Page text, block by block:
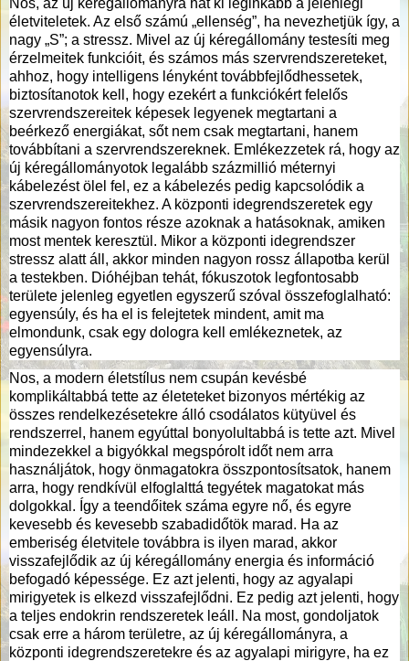
életviteletek. Az első számú „ellenség”, ha nevezhetjük így, a
nagy „S”; a stressz. Mivel az új kéregállomány testesíti meg
érzelmeitek funkcióit, és számos más szervrendszereteket,
ahhoz, hogy intelligens lényként továbbfejlődhessetek,
biztosítanotok kell, hogy ezekért a funkciókért felelős
szervrendszereitek képesek legyenek megtartani a
beérkező energiákat, sőt nem csak megtartani, hanem
továbbítani a szervrendszereknek. Emlékezzetek rá, hogy az
új kéregállományotok legalább százmillió méternyi
kábelezést ölel fel, ez a kábelezés pedig kapcsolódik a
szervrendszereitekhez. A központi idegrendszeretek egy
másik nagyon fontos része azoknak a hatásoknak, amiken
most mentek keresztül. Mikor a központi idegrendszer
stressz alatt áll, akkor minden nagyon rossz állapotba kerül
a testekben. Dióhéjban tehát, fókuszotok legfontosabb
területe jelenleg egyetlen egyszerű szóval összefoglalható:
egyensúly, és ha el is felejtetek mindent, amit ma
elmondunk, csak egy dologra kell emlékeznetek, az
egyensúlyra.
Nos, a modern életstílus nem csupán kevésbé
komplikáltabbá tette az életeteket bizonyos mértékig az
összes rendelkezésetekre álló csodálatos kütyüvel és
rendszerrel, hanem egyúttal bonyolultabbá is tette azt. Mivel
mindezekkel a bigyókkal megspórolt időt nem arra
használjátok, hogy önmagatokra összpontosítsatok, hanem
arra, hogy rendkívül elfoglalttá tegyétek magatokat más
dolgokkal. Így a teendőitek száma egyre nő, és egyre
kevesebb és kevesebb szabadidőtök marad. Ha az
emberiség életvitele továbbra is ilyen marad, akkor
visszafejlődik az új kéregállomány energia és információ
befogadó képessége. Ez azt jelenti, hogy az agyalapi
mirigyetek is elkezd visszafejlődni. Ez pedig azt jelenti, hogy
a teljes endokrin rendszeretek leáll. Na most, gondoljatok
csak erre a három területre, az új kéregállományra, a
központi idegrendszeretekre és az agyalapi mirigyre, ha ez